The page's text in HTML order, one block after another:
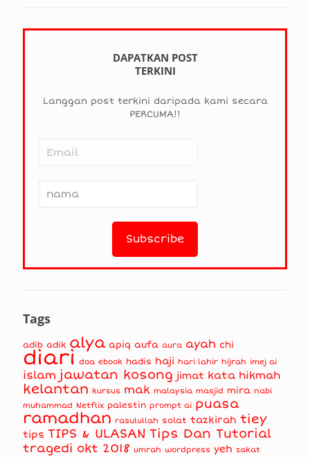
DAPATKAN POST
TERKINI
Langgan post terkini daripada kami secara
PERCUMA!!
Tags
adib adik alya apiq aufa aura ayah chi
diari doa ebook hadis haji hari lahir hijrah imej ai
islam jawatan kosong jimat kata hikmah
kelantan kursus mak malaysia masjid mira nabi
muhammad Netflix palestin prompt ai puasa
ramadhan rasulullah solat tazkirah tiey
tips TIPS & ULASAN Tips Dan Tutorial
tragedi okt 2018 umrah wordpress yeh zakat